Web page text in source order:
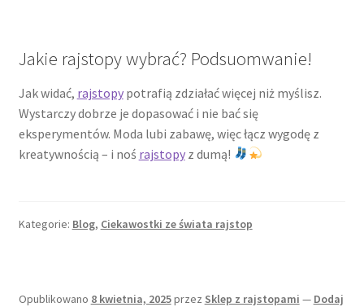
Jakie rajstopy wybrać? Podsuomwanie!
Jak widać, rajstopypotrafią zdziałać więcej niż myślisz.
Wystarczy dobrze je dopasować i nie bać się
eksperymentów. Moda lubi zabawę, więc łącz wygodę z
kreatywnością – i noś rajstopyz dumą!
Kategorie: Blog, Ciekawostki ze świata rajstop
Opublikowano 8 kwietnia, 2025przez Sklep z rajstopami — Dodaj